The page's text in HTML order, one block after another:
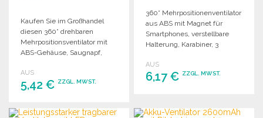
Kaufen Sie im Großhandel
diesen 360° drehbaren
Mehrpositionsventilator mit
ABS-Gehäuse, Saugnapf,
Karabiner, 3
Geschwindigkeiten und 300
AUS
5,42 € ZZGL. MWST.
BESTELLEN
360° Mehrpositionenventilator
aus ABS mit Magnet für
Smartphones, verstellbare
Halterung, Karabiner, 3
auf USB C Kabel inklusive
und 300 mAh Batterie;
AUS
6,17 € ZZGL. MWST.